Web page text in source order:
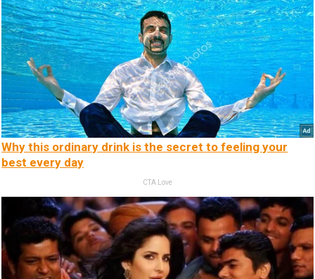
Why this ordinary drink is the secret to feeling your
best every day
CTA Love